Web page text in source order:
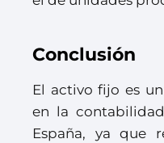
Conclusión
El activo fijo es
en la
España, ya que